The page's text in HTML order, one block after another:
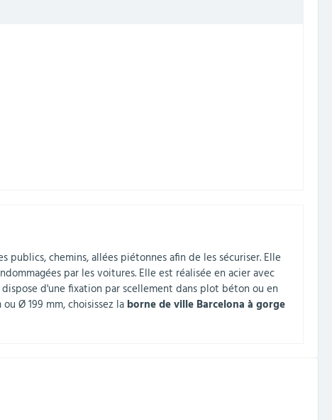
publics, chemins, allées piétonnes afin de les sécuriser. Elle
par les voitures. Elle est réalisée en acier avec
d'une fixation par scellement dans plot béton ou en
Ø 199 mm, choisissez la borne de ville Barcelona à gorge